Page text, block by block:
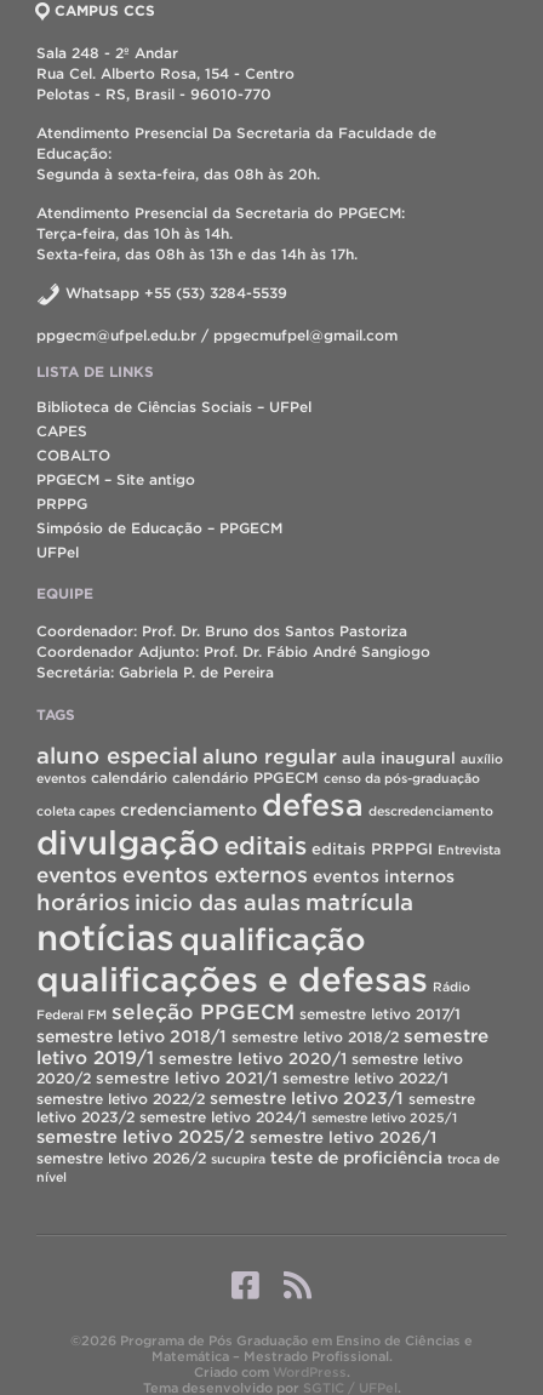
CAMPUS CCS
Sala 248 - 2º Andar
Rua Cel. Alberto Rosa, 154 - Centro
Pelotas - RS, Brasil - 96010-770
Atendimento Presencial Da Secretaria da Faculdade de
Educação:
Segunda à sexta-feira, das 08h às 20h.
Atendimento Presencial da Secretaria do PPGECM:
Terça-feira, das 10h às 14h.
Sexta-feira, das 08h às 13h e das 14h às 17h.
Whatsapp +55 (53) 3284-5539
ppgecm@ufpel.edu.br / ppgecmufpel@gmail.com
LISTA DE LINKS
Biblioteca de Ciências Sociais – UFPel
CAPES
COBALTO
PPGECM – Site antigo
PRPPG
Simpósio de Educação – PPGECM
UFPel
EQUIPE
Coordenador: Prof. Dr. Bruno dos Santos Pastoriza
Coordenador Adjunto: Prof. Dr. Fábio André Sangiogo
Secretária: Gabriela P. de Pereira
TAGS
aluno especial aluno regular aula inaugural auxílio
eventos calendário calendário PPGECM censo da pós-graduação
coleta capes credenciamento defesa descredenciamento
divulgação editais editais PRPPGI Entrevista
eventos eventos externos eventos internos
horários inicio das aulas matrícula
notícias qualificação
qualificações e defesas Rádio
Federal FM seleção PPGECM semestre letivo 2017/1
semestre letivo 2018/1 semestre letivo 2018/2 semestre
letivo 2019/1 semestre letivo 2020/1 semestre letivo
2020/2 semestre letivo 2021/1 semestre letivo 2022/1
semestre letivo 2022/2 semestre letivo 2023/1 semestre
letivo 2023/2 semestre letivo 2024/1 semestre letivo 2025/1
semestre letivo 2025/2 semestre letivo 2026/1
semestre letivo 2026/2 sucupira teste de proficiência troca de
nível
©2026 Programa de Pós Graduação em Ensino de Ciências e
Matemática – Mestrado Profissional.
Criado com WordPress.
Tema desenvolvido por SGTIC / UFPel.